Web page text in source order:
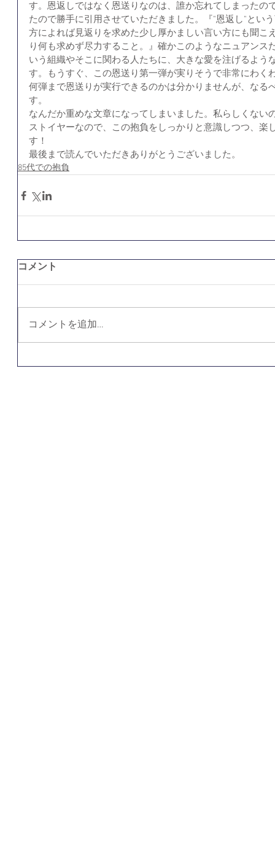
す。恩返しではなく恩送りなのは、誰か忘れてしまったの
たので勝手に引用させていただきました。『"恩返し"とい
方によれば見返りを求めた少し厚かましい言い方にも聞こ
り何も求めず尽力すること。』確かこのようなニュアンス
いう組織やそこに関わる人たちに、大きな愛を注げるよう
す。もうすぐ、この恩送り第一弾が実りそうで非常にわく
何弾まで恩送りが実行できるのかは分かりませんが、なる
す。
なんだか重めな文章になってしまいました。私らしくない
ストイヤーなので、この抱負をしっかりと意識しつつ、楽
す！
最後まで読んでいただきありがとうございました。
85代での抱負
コメント
コメントを追加…